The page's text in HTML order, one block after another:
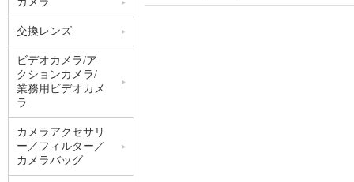
交換レンズ
ビデオカメラ/ア
クションカメラ/
業務用ビデオカメ
ラ
カメラアクセサリ
ー／フィルター／
カメラバッグ